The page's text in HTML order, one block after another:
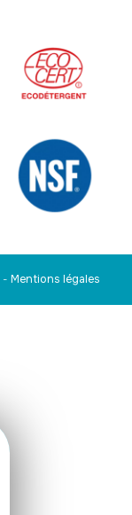
- Mentions légales